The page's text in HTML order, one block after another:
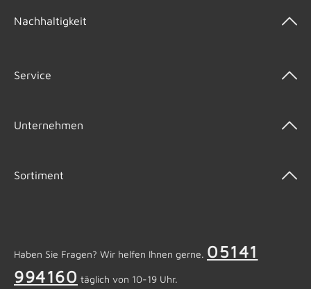
Nachhaltigkeit
Service
Unternehmen
Sortiment
Haben Sie Fragen? Wir helfen Ihnen gerne. 05141
994160 täglich von 10-19 Uhr.